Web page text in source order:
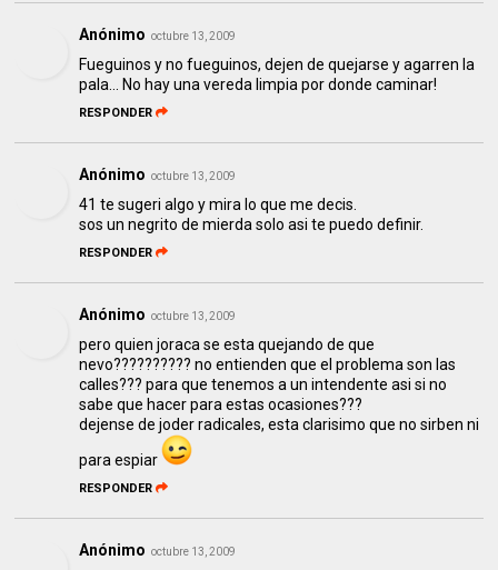
Anónimo octubre 13, 2009
Fueguinos y no fueguinos, dejen de quejarse y agarren la
pala... No hay una vereda limpia por donde caminar!
RESPONDER
Anónimo octubre 13, 2009
41 te sugeri algo y mira lo que me decis.
sos un negrito de mierda solo asi te puedo definir.
RESPONDER
Anónimo octubre 13, 2009
pero quien joraca se esta quejando de que
nevo?????????? no entienden que el problema son las
calles??? para que tenemos a un intendente asi si no
sabe que hacer para estas ocasiones???
dejense de joder radicales, esta clarisimo que no sirben ni
para espiar
RESPONDER
Anónimo octubre 13, 2009